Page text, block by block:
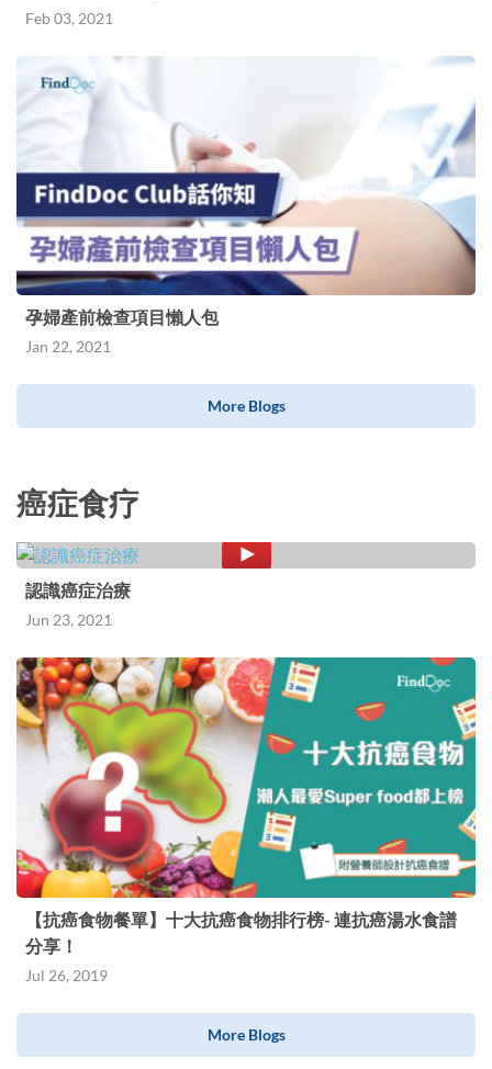
Feb 03, 2021
孕婦產前檢查項目懶人包
Jan 22, 2021
More Blogs
癌症食疗
認識癌症治療
Jun 23, 2021
【抗癌食物餐單】十大抗癌食物排行榜- 連抗癌湯水食譜
分享！
Jul 26, 2019
More Blogs